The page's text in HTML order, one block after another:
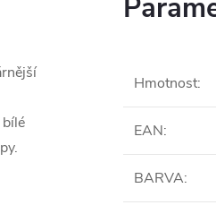
Hmotnost:
EAN:
BARVA: